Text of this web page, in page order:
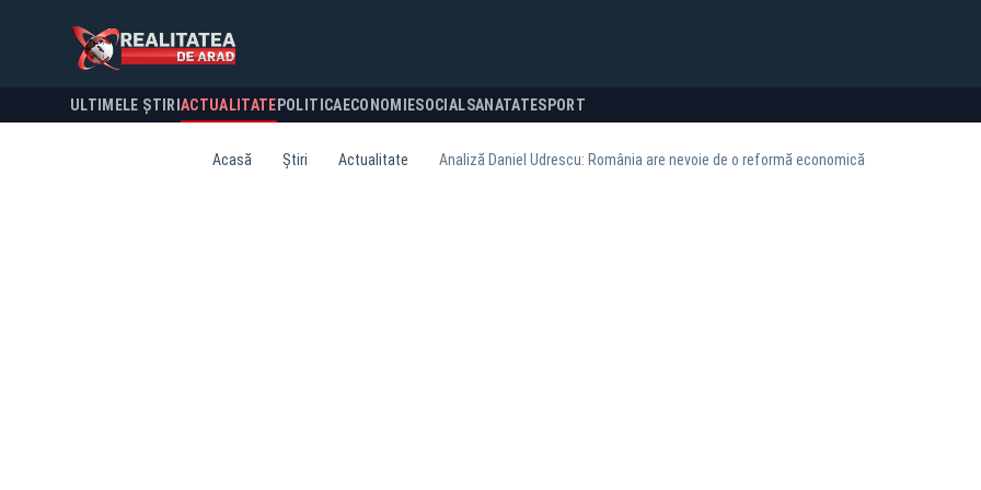
ULTIMELE ȘTIRI ACTUALITATE POLITICA ECONOMIESOCIALSANATATESPORT
Acasă Știri Actualitate Analiză Daniel Udrescu: România are nevoie de o reformă economică